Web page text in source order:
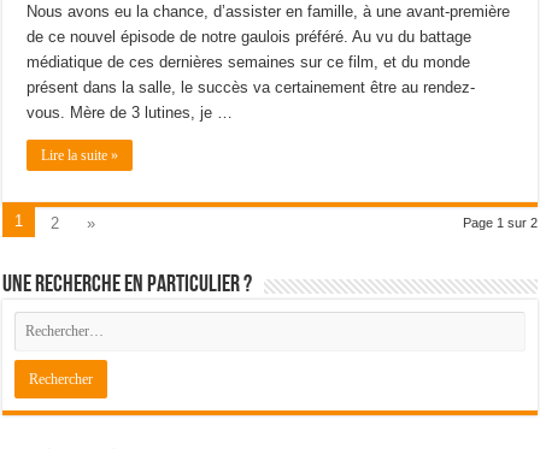
Nous avons eu la chance, d’assister en famille, à une avant-première
de ce nouvel épisode de notre gaulois préféré. Au vu du battage
médiatique de ces dernières semaines sur ce film, et du monde
présent dans la salle, le succès va certainement être au rendez-
vous. Mère de 3 lutines, je …
Lire la suite »
Page 1 sur 2
1 2 »
Une recherche en particulier ?